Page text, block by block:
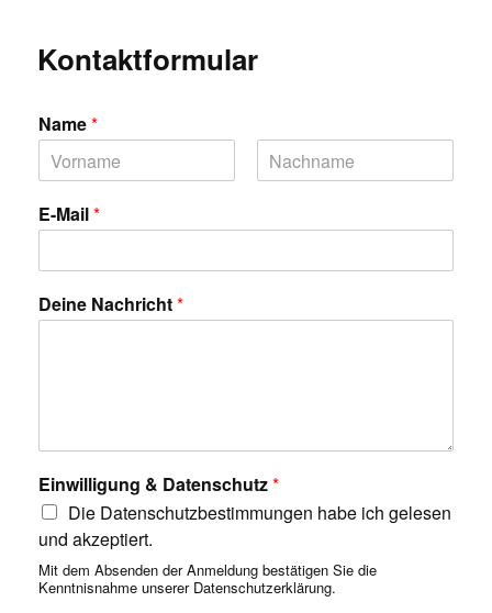
Kontaktformular
Name*
V
o
r
m
e
N
a
E-Mail*
Deine Nachricht*
Einwilligung & Datenschutz*
Die Datenschutzbestimmungen habe ich gelesen
und akzeptiert.
Mit dem Absenden der Anmeldung bestätigen Sie die
Kenntnisnahme unserer Datenschutzerklärung.